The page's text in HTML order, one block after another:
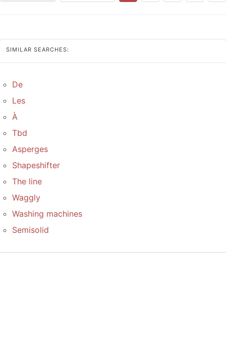
SIMILAR SEARCHES:
De
Les
À
Tbd
Asperges
Shapeshifter
The line
Waggly
Washing machines
Semisolid